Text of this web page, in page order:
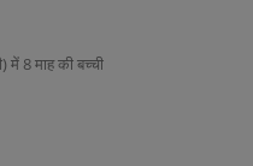
में 8 माह की बच्ची